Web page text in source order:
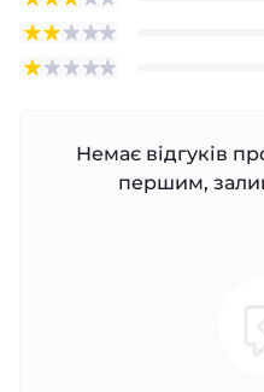
Немає відгуків
першим,